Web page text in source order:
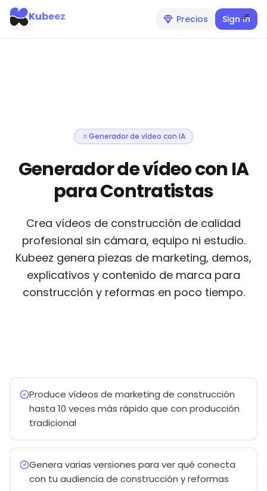
Precios Sign In
Kubeez
Generador de vídeo con IA
Generador de vídeo con IA
para Contratistas
Crea vídeos de construcción de calidad
profesional sin cámara, equipo ni estudio.
Kubeez genera piezas de marketing, demos,
explicativos y contenido de marca para
construcción y reformas en poco tiempo.
Produce vídeos de marketing de construcción
hasta 10 veces más rápido que con producción
tradicional
Genera varias versiones para ver qué conecta
con tu audiencia de construcción y reformas